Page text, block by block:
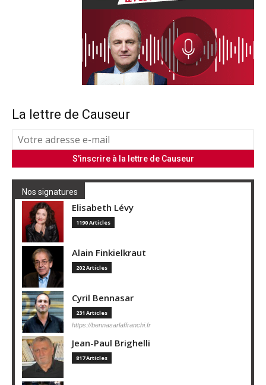
La lettre de Causeur
Nos signatures
Elisabeth Lévy
1190 Articles
Alain Finkielkraut
202 Articles
Cyril Bennasar
231 Articles
https://bennasarlaffranchi.fr
Jean-Paul Brighelli
817 Articles